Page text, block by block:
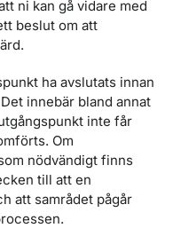
ni kan gå vidare med
beslut om att
ha avslutats innan
innebär bland annat
inte får
Om
nödvändigt finns
till att en
att samrådet pågår